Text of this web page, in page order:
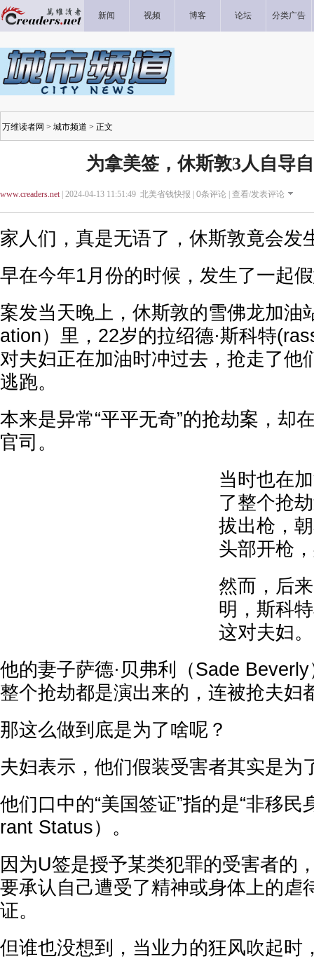
新闻 视频 博客 论坛 分类广告
万维读者网 > 城市频道 > 正文
为拿美签，休斯敦3人自导
www.creaders.net| 2024-04-13 11:51:49 北美省钱快报 | 0条评论 | 查看/发表评论
家人们，真是无语了，休斯敦竟会发
早在今年1月份的时候，发生了一起
案发当天晚上，休斯敦的雪佛龙加油
ation）里，22岁的拉绍德·斯科特
对夫妇正在加油时冲过去，抢走了他
逃跑。
本来是异常“平平无奇”的抢劫案，却
官司。
当时也在
了整个抢
拔出枪，
头部开枪
然而，后
明，斯科
这对夫妇。
他的妻子萨德·贝弗利（Sade
整个抢劫都是演出来的，连被抢夫妇
那这么做到底是为了啥呢？
夫妇表示，他们假装受害者其实是为
他们口中的“美国签证”指的是“非移民
rant Status）。
因为U签是授予某类犯罪的受害者的
要承认自己遭受了精神或身体上的虐
证。
但谁也没想到，当业力的狂风吹起时